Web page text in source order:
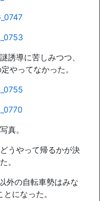
誘導に苦しみつつ、
やってなかった。
真。
うやって帰るかが決
。
外の自転車勢はみな
になった。